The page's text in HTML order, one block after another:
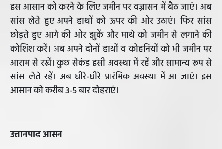
इस आसान को करने के लिए जमीन पर वज्रासन में बैठ जाएं। अब
सांस लेते हुए अपने हाथों को ऊपर की ओर उठाएं। फिर सांस
छोड़ते हुए आगे की ओर झुकें और माथे को जमीन से लगाने की
कोशिश करें। अब अपने दोनों हाथों व कोहनियों को भी जमीन पर
आराम से रखें। कुछ सेकंड इसी अवस्था में रहें और सामान्य रूप से
सांस लेते रहें। अब धीरे-धीरे प्रारंभिक अवस्था में आ जाएं। इस
आसान को करीब 3-5 बार दोहराएं।
उत्तानपाद आसन